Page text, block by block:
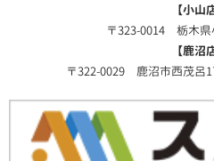
【小山
〒323-0014 栃木県
【鹿沼
〒322-0029 鹿沼市西茂呂